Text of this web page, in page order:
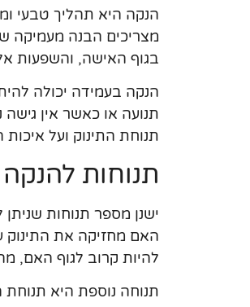
הנקה היא תהליך טבעי
מצריכים הבנה מעמיקה
בגוף האישה, והשפעות
הנקה בעמידה יכולה
תנועה או כאשר אין
תנוחת התינוק ועל
תנוחות
ישנן מספר תנוחות
האם מחזיקה את התינוק
להיות קרוב לגוף האם,
תנוחה נוספת היא